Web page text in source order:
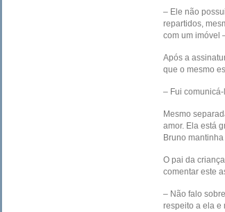
– Ele não
repartidos,
com um imóvel
Após a
que o mesmo
– Fui
Mesmo
amor. Ela está
Bruno
O pai da
comentar este
– Não falo
respeito a ela e